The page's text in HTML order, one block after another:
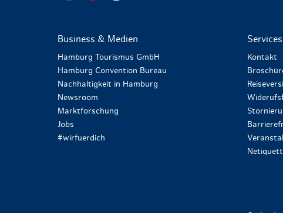
Business & Medien
Hamburg Tourismus GmbH
Hamburg Convention Bureau
Nachhaltigkeit in Hamburg
Newsroom
Marktforschung
Jobs
#wirfuerdich
Services
Kontakt